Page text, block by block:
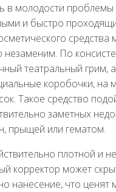
в молодости
и быстро
средства
незаменим. По
театральный грим,
коробочки, на
Такое средство
заметных
прыщей или гематом.
плотной и
корректор может
нанесение, что ценят